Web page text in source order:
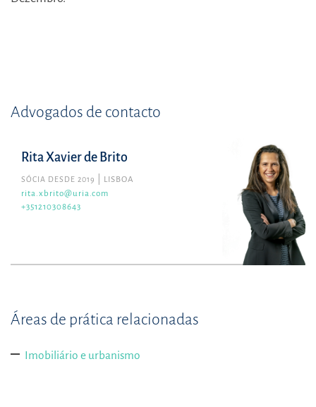
Advogados de contacto
Rita Xavier de Brito
SÓCIA DESDE 2019
LISBOA
rita.xbrito@uria.com
+351210308643
Áreas de prática relacionadas
Imobiliário e urbanismo